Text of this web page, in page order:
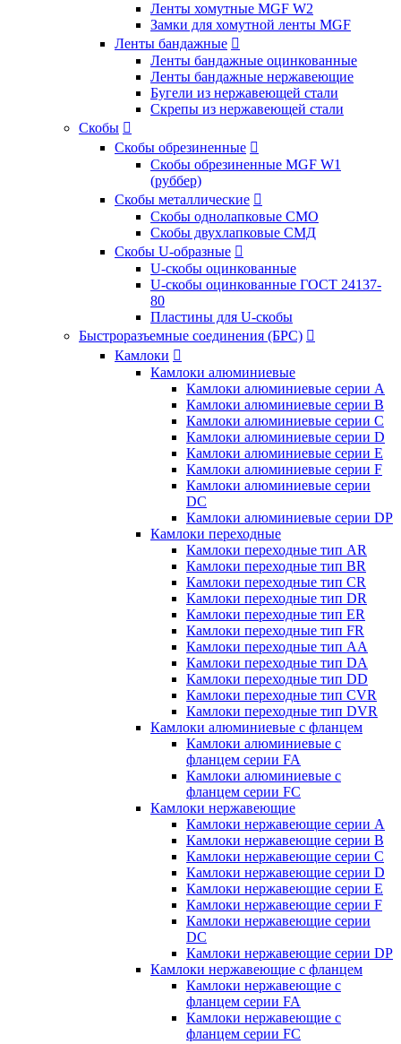
Ленты хомутные MGF W2
Замки для хомутной ленты MGF
Ленты бандажные 
Ленты бандажные оцинкованные
Ленты бандажные нержавеющие
Бугели из нержавеющей стали
Скрепы из нержавеющей стали
Скобы 
Скобы обрезиненные 
Скобы обрезиненные MGF W1
(руббер)
Скобы металлические 
Скобы однолапковые СМО
Скобы двухлапковые СМД
Скобы U-образные 
U-скобы оцинкованные
U-скобы оцинкованные ГОСТ 24137-
80
Пластины для U-скобы
Быстроразъемные соединения (БРС) 
Камлоки 
Камлоки алюминиевые
Камлоки алюминиевые серии А
Камлоки алюминиевые серии B
Камлоки алюминиевые серии C
Камлоки алюминиевые серии D
Камлоки алюминиевые серии E
Камлоки алюминиевые серии F
Камлоки алюминиевые серии
DC
Камлоки алюминиевые серии DP
Камлоки переходные
Камлоки переходные тип AR
Камлоки переходные тип BR
Камлоки переходные тип CR
Камлоки переходные тип DR
Камлоки переходные тип ER
Камлоки переходные тип FR
Камлоки переходные тип AA
Камлоки переходные тип DA
Камлоки переходные тип DD
Камлоки переходные тип CVR
Камлоки переходные тип DVR
Камлоки алюминиевые с фланцем
Камлоки алюминиевые с
фланцем серии FA
Камлоки алюминиевые с
фланцем серии FC
Камлоки нержавеющие
Камлоки нержавеющие серии А
Камлоки нержавеющие серии В
Камлоки нержавеющие серии C
Камлоки нержавеющие серии D
Камлоки нержавеющие серии E
Камлоки нержавеющие серии F
Камлоки нержавеющие серии
DC
Камлоки нержавеющие серии DP
Камлоки нержавеющие с фланцем
Камлоки нержавеющие с
фланцем серии FA
Камлоки нержавеющие с
фланцем серии FC